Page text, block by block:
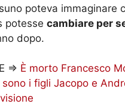
poteva immaginare
potesse cambiare per
dopo.
=> È morto Francesco
i figli Jacopo e